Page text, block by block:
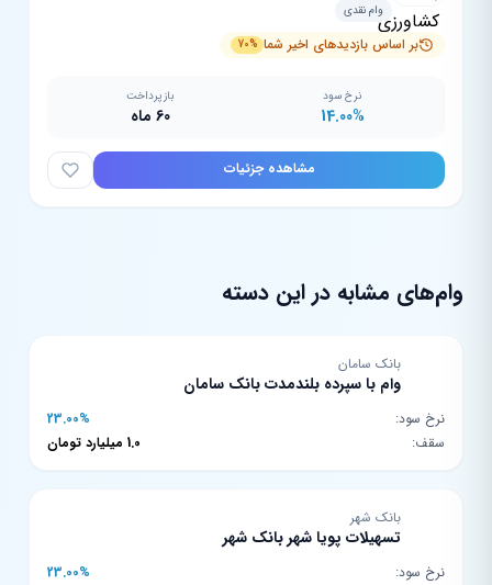
وام نقدی
بر اساس بازدیدهای اخیر شما 70%
نرخ سود
14.00%
بازپرداخت
60 ماه
مشاهده جزئیات
وام‌های مشابه در این دسته
بانک سامان
وام با سپرده بلندمدت بانک سامان
نرخ سود:
23.00%
سقف:
1.0 میلیارد تومان
بانک شهر
تسهیلات پویا شهر بانک شهر
نرخ سود:
23.00%